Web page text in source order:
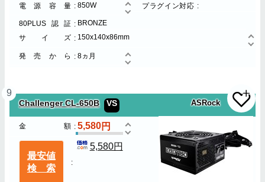
電源容量
850W プラグイン対応
80PLUS認証
BRONZE
サイズ
150x140x86mm
発売から 8ヵ月
9
Challenger CL-650B VS ASRock
金額 5,580
最安値
検索
5,580円